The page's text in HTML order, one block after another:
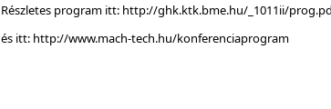
Részletes program itt: http://ghk.ktk.bme.hu/_1011ii/
és itt: http://www.mach-tech.hu/konferenciaprogram